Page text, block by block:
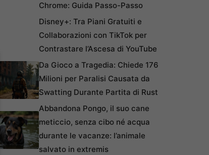
Chrome: Guida Passo-Passo
Disney+: Tra Piani Gratuiti e
Collaborazioni con TikTok per
Contrastare l’Ascesa di YouTube
Da Gioco a Tragedia: Chiede 176
Milioni per Paralisi Causata da
Swatting Durante Partita di Rust
Abbandona Pongo, il suo cane
meticcio, senza cibo né acqua
durante le vacanze: l’animale
salvato in extremis